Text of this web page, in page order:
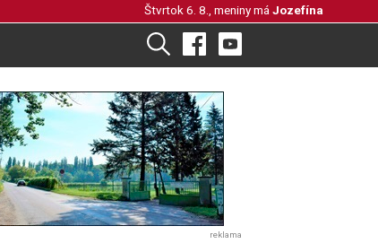
Štvrtok 6. 8., meniny má Jozefína
reklama